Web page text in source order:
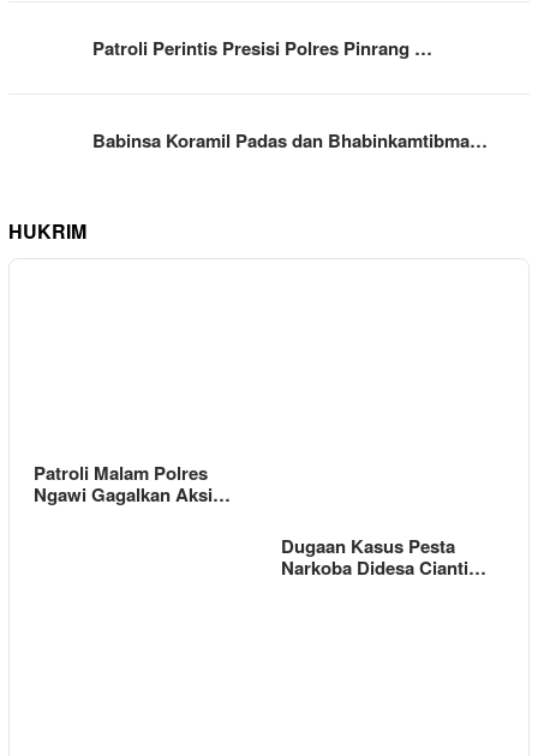
Patroli Perintis Presisi Polres Pinrang …
Babinsa Koramil Padas dan Bhabinkamtibma…
HUKRIM
Patroli Malam Polres
Ngawi Gagalkan Aksi…
Dugaan Kasus Pesta
Narkoba Didesa Cianti…